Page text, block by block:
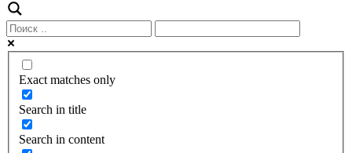
Exact matches only
Search in title
Search in content